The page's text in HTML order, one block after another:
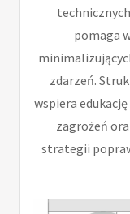
pomaga
zdarzeń.
wspiera
zagrożeń
strategii